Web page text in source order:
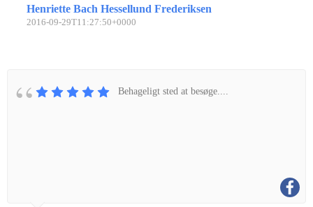
Henriette Bach Hessellund Frederiksen
2016-09-29T11:27:50+0000
Behageligt sted at besøge....